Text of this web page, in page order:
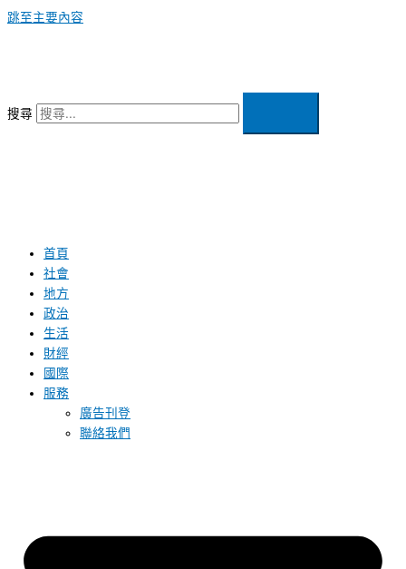
跳至主要內容
搜尋
首頁
社會
地方
政治
生活
財經
國際
服務
廣告刊登
聯絡我們